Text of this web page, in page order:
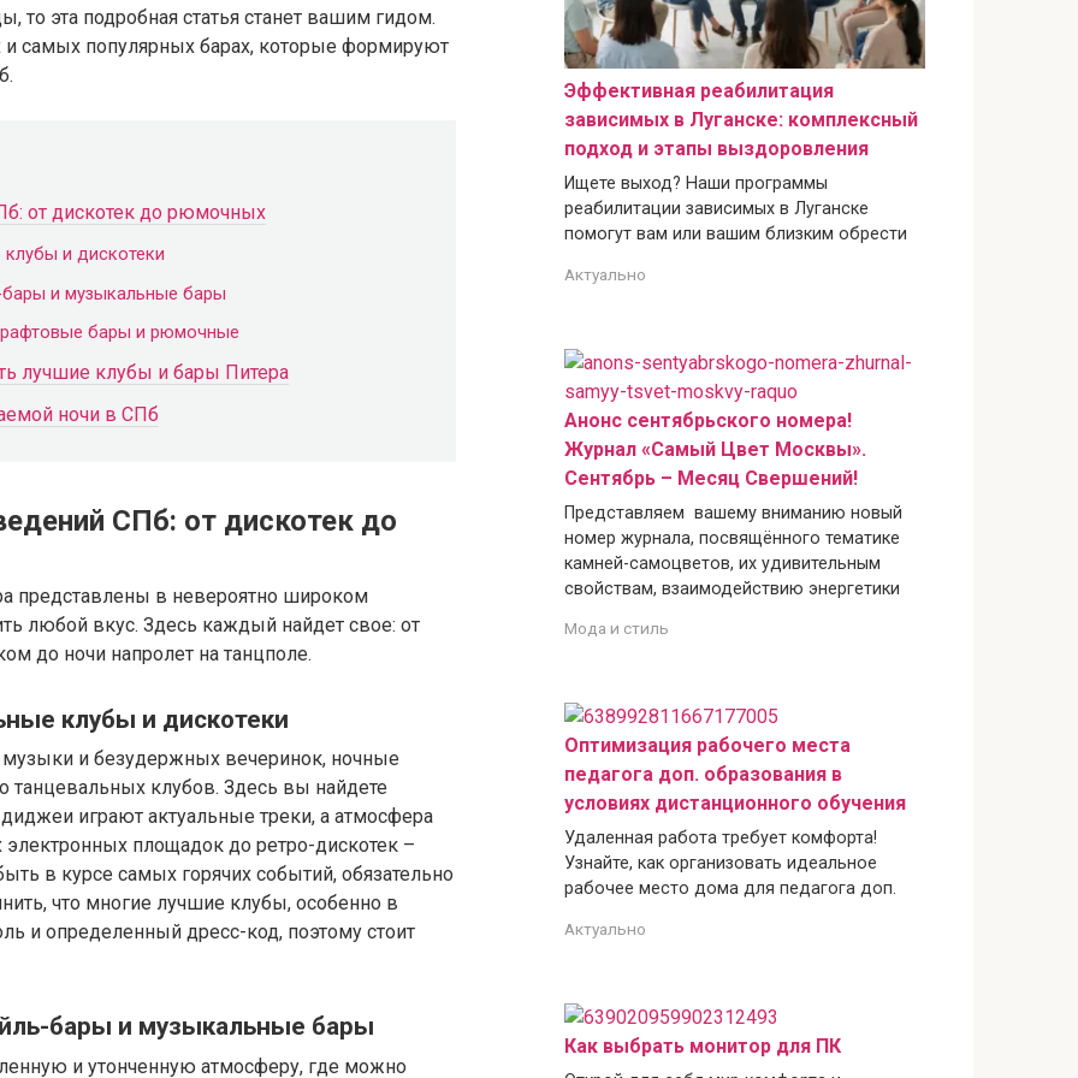
то эта подробная статья станет вашим гидом.
и самых популярных барах, которые формируют
от дискотек до рюмочных
клубы и дискотеки
бары и музыкальные бары
бары и рюмочные
лучшие клубы и бары Питера
ночи в СПб
СПб: от дискотек до
представлены в невероятно широком
любой вкус. Здесь каждый найдет свое: от
до ночи напролет на танцполе.
клубы и дискотеки
и безудержных вечеринок, ночные
клубов. Здесь вы найдете
играют актуальные треки, а атмосфера
площадок до ретро-дискотек –
в курсе самых горячих событий, обязательно
что многие лучшие клубы, особенно в
и определенный дресс-код, поэтому стоит
бары и музыкальные бары
и утонченную атмосферу, где можно
Эффективная реабилитация
зависимых в Луганске: комплексный
подход и этапы выздоровления
Ищете выход? Наши программы
реабилитации зависимых в Луганске
помогут вам или вашим близким обрести
Актуально
Анонс сентябрьского номера!
Журнал «Самый Цвет Москвы».
Сентябрь – Месяц Свершений!
Представляем вашему вниманию новый
номер журнала, посвящённого тематике
камней-самоцветов, их удивительным
свойствам, взаимодействию энергетики
Мода и стиль
Оптимизация рабочего места
педагога доп. образования в
условиях дистанционного обучения
Удаленная работа требует комфорта!
Узнайте, как организовать идеальное
рабочее место дома для педагога доп.
Актуально
Как выбрать монитор для ПК